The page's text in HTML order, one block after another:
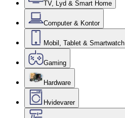
TV, Lyd & Smart Home
Computer & Kontor
Mobil, Tablet & Smartwatch
Gaming
Hardware
Hvidevarer